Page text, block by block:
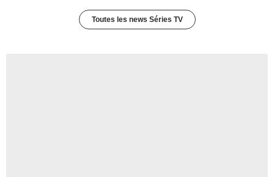
Toutes les news Séries TV